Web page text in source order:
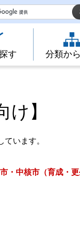
す 分類か
】
います。
・中核市（育成・